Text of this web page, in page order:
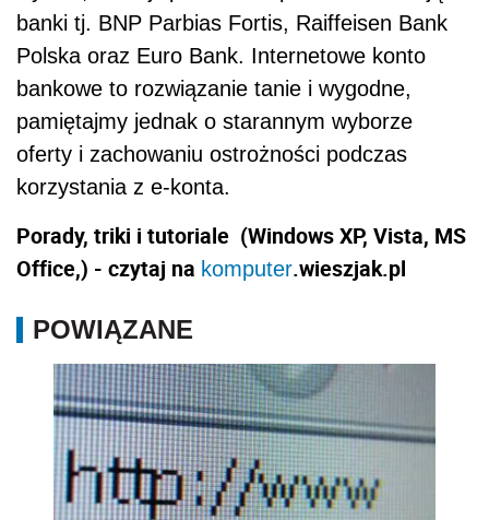
banki tj. BNP Parbias Fortis, Raiffeisen Bank
Polska oraz Euro Bank. Internetowe konto
bankowe to rozwiązanie tanie i wygodne,
pamiętajmy jednak o starannym wyborze
oferty i zachowaniu ostrożności podczas
korzystania z e-konta.
Porady, triki i tutoriale (Windows XP, Vista, MS
Office,) - czytaj na komputer.wieszjak.pl
POWIĄZANE